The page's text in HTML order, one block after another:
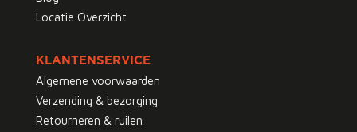
Locatie Overzicht
KLANTENSERVICE
Algemene voorwaarden
Verzending & bezorging
Retourneren & ruilen